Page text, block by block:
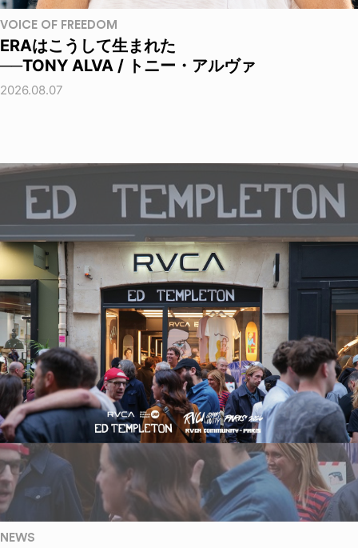
VOICE OF FREEDOM
ERAはこうして生まれた
──TONY ALVA / トニー・アルヴァ
2026.08.07
NEWS